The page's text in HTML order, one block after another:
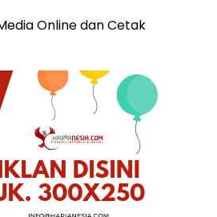
Online dan Cetak